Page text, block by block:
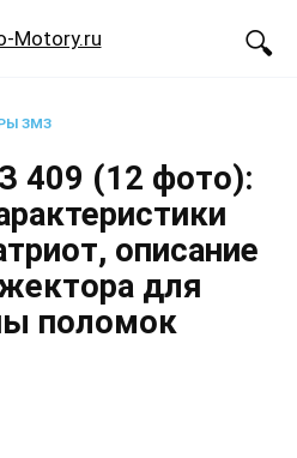
ЗМЗ
409 (12 фото):
описание
для
поломок